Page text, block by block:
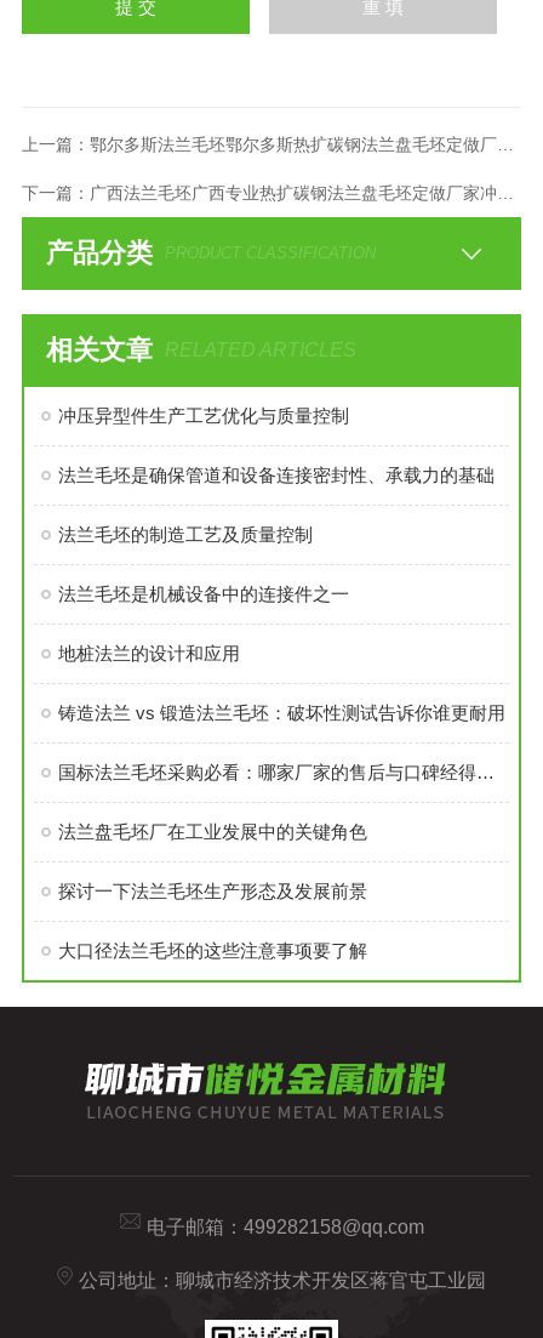
上一篇： 鄂尔多斯法兰毛坯鄂尔多斯热扩碳钢法兰盘毛坯定做厂家冲压件
下一篇： 广西法兰毛坯广西专业热扩碳钢法兰盘毛坯定做厂家冲压件
产品分类 PRODUCT CLASSIFICATION
相关文章 RELATED ARTICLES
冲压异型件生产工艺优化与质量控制
法兰毛坯是确保管道和设备连接密封性、承载力的基础
法兰毛坯的制造工艺及质量控制
法兰毛坯是机械设备中的连接件之一
地桩法兰的设计和应用
铸造法兰 vs 锻造法兰毛坯：破坏性测试告诉你谁更耐用
国标法兰毛坯采购必看：哪家厂家的售后与口碑经得起考验？
法兰盘毛坯厂在工业发展中的关键角色
探讨一下法兰毛坯生产形态及发展前景
大口径法兰毛坯的这些注意事项要了解
电子邮箱： 499282158@qq.com
公司地址：聊城市经济技术开发区蒋官屯工业园